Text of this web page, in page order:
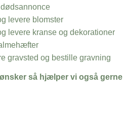
dødsannonce
levere blomster
levere kranse og dekorationer
gravsted og bestille gravning
så hjælper vi også gerne